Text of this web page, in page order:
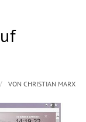
/ VONCHRISTIAN MARX